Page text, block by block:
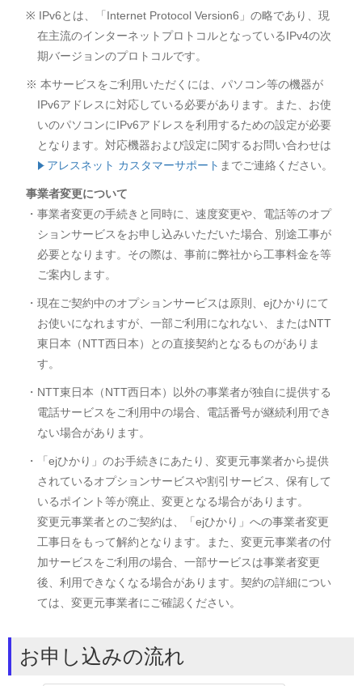
※ IPv6とは、「Internet Protocol Version6」の略であり、現
在主流のインターネットプロトコルとなっているIPv4の次
期バージョンのプロトコルです。
※ 本サービスをご利用いただくには、パソコン等の機器が
IPv6アドレスに対応している必要があります。また、お使
いのパソコンにIPv6アドレスを利用するための設定が必要
となります。対応機器および設定に関するお問い合わせは
アレスネット カスタマーサポート までご連絡ください。
事業者変更について
・事業者変更の手続きと同時に、速度変更や、電話等のオプ
ションサービスをお申し込みいただいた場合、別途工事が
必要となります。その際は、事前に弊社から工事料金を等
ご案内します。
・現在ご契約中のオプションサービスは原則、ejひかりにて
お使いになれますが、一部ご利用になれない、またはNTT
東日本（NTT西日本）との直接契約となるものがありま
す。
・NTT東日本（NTT西日本）以外の事業者が独自に提供する
電話サービスをご利用中の場合、電話番号が継続利用でき
ない場合があります。
・「ejひかり」のお手続きにあたり、変更元事業者から提供
されているオプションサービスや割引サービス、保有して
いるポイント等が廃止、変更となる場合があります。
変更元事業者とのご契約は、「ejひかり」への事業者変更
工事日をもって解約となります。また、変更元事業者の付
加サービスをご利用の場合、一部サービスは事業者変更
後、利用できなくなる場合があります。契約の詳細につい
ては、変更元事業者にご確認ください。
お申し込みの流れ